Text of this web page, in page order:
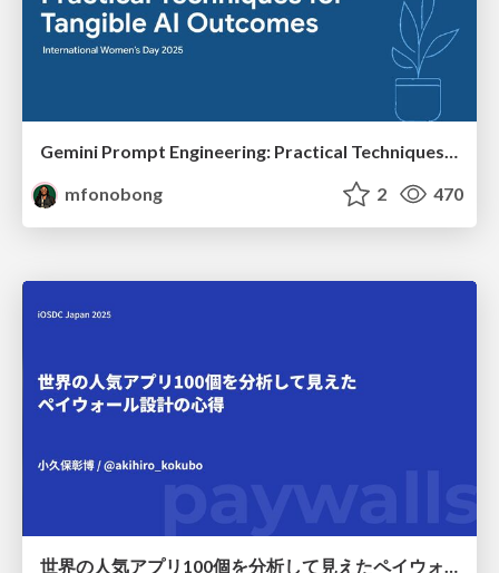
Gemini Prompt Engineering: Practical Techniques for Tangible AI Outcomes
mfonobong
2 470
世界の人気アプリ100個を分析して見えたペイウォール設計の心得